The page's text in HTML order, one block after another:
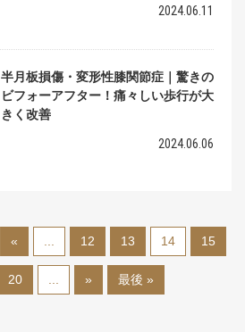
2024.06.11
半月板損傷・変形性膝関節症｜驚きの
ビフォーアフター！痛々しい歩行が大
きく改善
2024.06.06
« 12 13 14 15
20 » 最後 »